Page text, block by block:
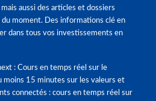
aussi des articles et dossiers
moment. Des informations clé en
dans tous vos investissements en
: Cours en temps réel sur le
moins 15 minutes sur les valeurs et
connectés : cours en temps réel sur